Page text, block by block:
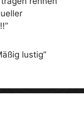
”
lustig”